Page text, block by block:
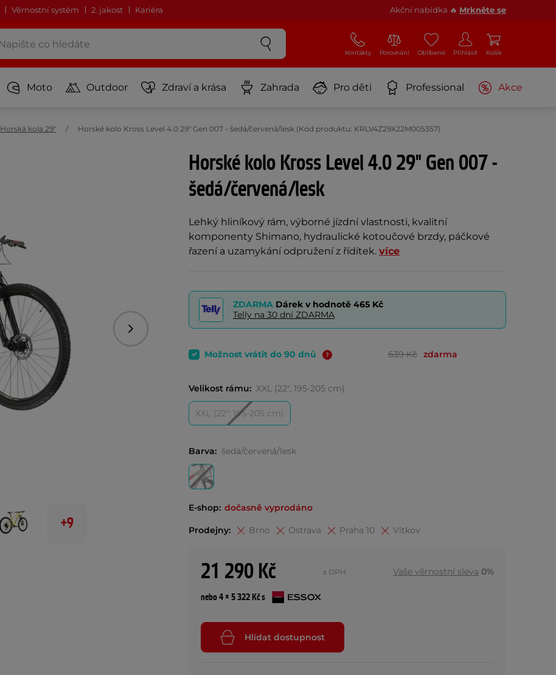
Věrnostní systém 2. jakost Kariéra Akční nabídka 🔥 Mrkněte se
Kontakty Porovnání Oblíbené Přihlásit Košík
Moto Outdoor Zdraví a krása Zahrada Pro děti Professional Akce
Horská kola 29" Horské kolo Kross Level 4.0 29" Gen 007 - šedá/červená/lesk (Kód produktu: KRLV4Z29X22M005357)
Horské kolo Kross Level 4.0 29" Gen 007 -
šedá/červená/lesk
Lehký hliníkový rám, výborné jízdní vlastnosti, kvalitní
komponenty Shimano, hydraulické kotoučové brzdy, páčkové
řazení a uzamykání odpružení z řídítek. více
Následující
+9
ZDARMA Dárek v hodnotě 465 Kč
Telly na 30 dní ZDARMA
Možnost vrátit do 90 dnů 639 Kč zdarma
Velikost rámu: XXL (22", 195-205 cm)
XXL (22", 195-205 cm)
Barva: šedá/červená/lesk
E-shop: dočasně vyprodáno
Prodejny: Brno Ostrava Praha 10 Vítkov
21 290 Kč s DPH Vaše věrnostní sleva 0%
nebo 4 × 5 322 Kč s
Hlídat dostupnost